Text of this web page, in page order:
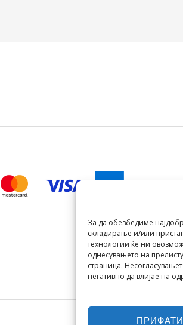
За да обезбедиме
складирање и/или
технологии ќе ни
однесувањето на
страница.
негативно да влијае на
ПРИФАТИ